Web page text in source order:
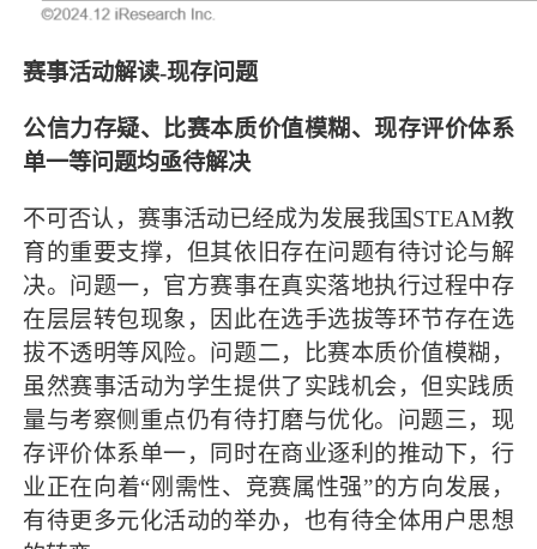
赛事活动解读-现存问题
公信力存疑、比赛本质价值模糊、现存评价体系
单一等问题均亟待解决
不可否认，赛事活动已经成为发展我国STEAM教
育的重要支撑，但其依旧存在问题有待讨论与解
决。问题一，官方赛事在真实落地执行过程中存
在层层转包现象，因此在选手选拔等环节存在选
拔不透明等风险。问题二，比赛本质价值模糊，
虽然赛事活动为学生提供了实践机会，但实践质
量与考察侧重点仍有待打磨与优化。问题三，现
存评价体系单一，同时在商业逐利的推动下，行
业正在向着“刚需性、竞赛属性强”的方向发展，
有待更多元化活动的举办，也有待全体用户思想